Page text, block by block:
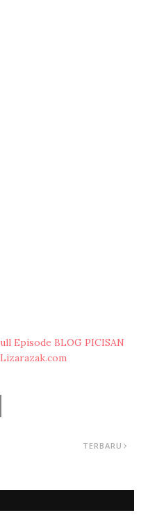
Episode BLOG PICISAN
TERBARU